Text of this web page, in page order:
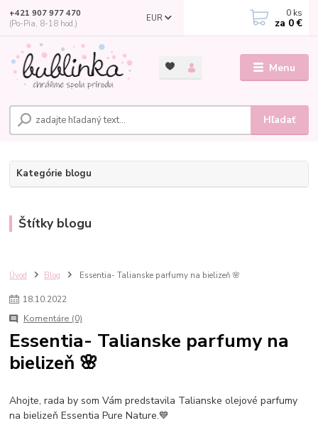
Menu
EUR
Hľadať
+421 907 977 470
(Po-Pia, 8-18 hod.)
0 ks
za 0 €
Kategórie blogu
Štítky blogu
Úvod Blog Essentia- Talianske parfumy na bielizeň 🌸
18.10.2022
Komentáre (0)
Essentia- Talianske parfumy na
bielizeň 🌸
Ahojte, rada by som Vám predstavila Talianske olejové parfumy
na bielizeň Essentia Pure Nature.💙